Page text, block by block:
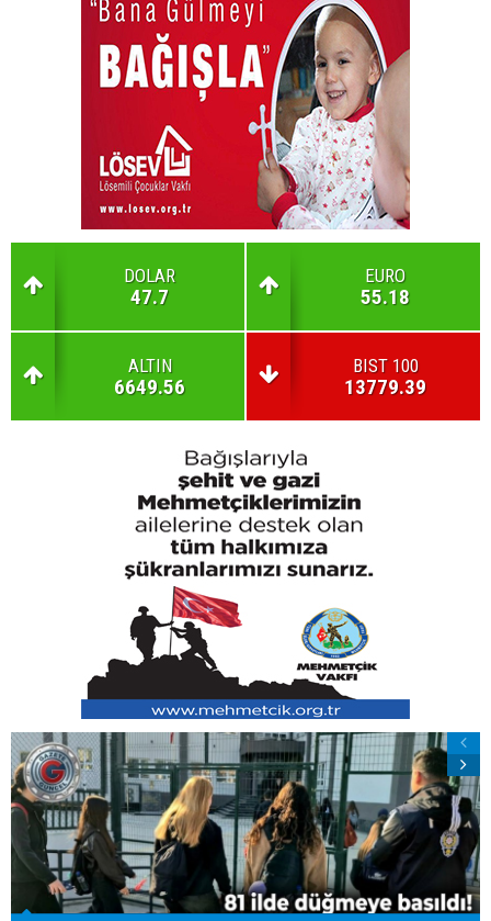
DOLAR
47.7
EURO
55.18
ALTIN
6649.56
BIST 100
13779.39